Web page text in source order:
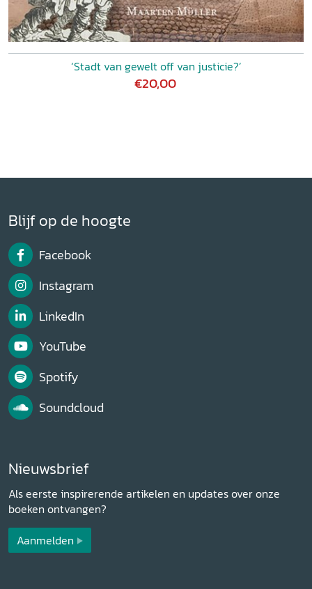
‘Stadt van gewelt off van justicie?’
€20,00
Blijf op de hoogte
Facebook
Instagram
LinkedIn
YouTube
Spotify
Soundcloud
Nieuwsbrief
Als eerste inspirerende artikelen en updates over onze
boeken ontvangen?
Aanmelden